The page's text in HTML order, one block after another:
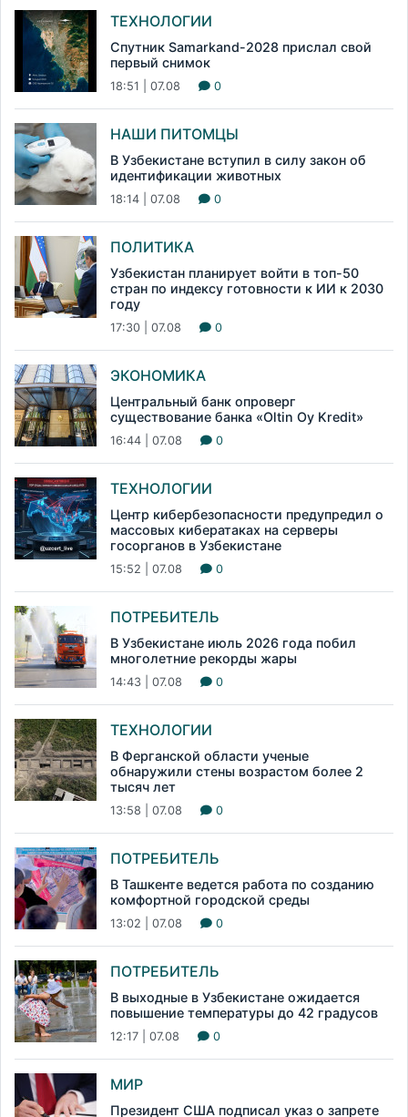
ТЕХНОЛОГИИ
Спутник Samarkand-2028 прислал свой
первый снимок
18:51 | 07.08 0
НАШИ ПИТОМЦЫ
В Узбекистане вступил в силу закон об
идентификации животных
18:14 | 07.08 0
ПОЛИТИКА
Узбекистан планирует войти в топ-50
стран по индексу готовности к ИИ к 2030
году
17:30 | 07.08 0
ЭКОНОМИКА
Центральный банк опроверг
существование банка «Oltin Oy Kredit»
16:44 | 07.08 0
ТЕХНОЛОГИИ
Центр кибербезопасности предупредил о
массовых кибератаках на серверы
госорганов в Узбекистане
15:52 | 07.08 0
ПОТРЕБИТЕЛЬ
В Узбекистане июль 2026 года побил
многолетние рекорды жары
14:43 | 07.08 0
ТЕХНОЛОГИИ
В Ферганской области ученые
обнаружили стены возрастом более 2
тысяч лет
13:58 | 07.08 0
ПОТРЕБИТЕЛЬ
В Ташкенте ведется работа по созданию
комфортной городской среды
13:02 | 07.08 0
ПОТРЕБИТЕЛЬ
В выходные в Узбекистане ожидается
повышение температуры до 42 градусов
12:17 | 07.08 0
МИР
Президент США подписал указ о запрете